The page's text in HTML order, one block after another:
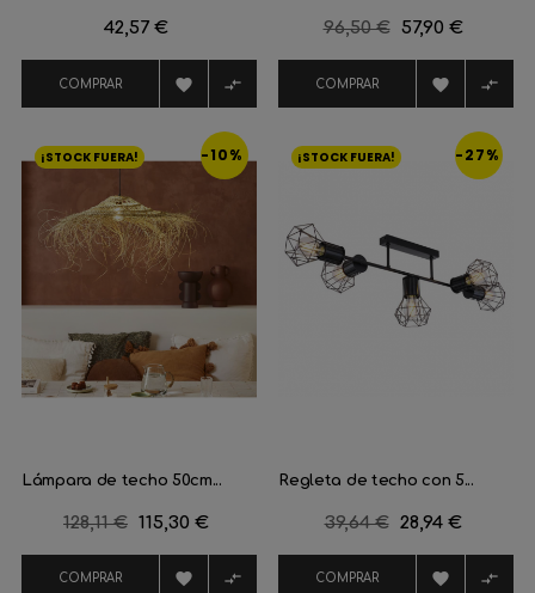
Precio
42,57 €
COMPRAR  
Precio
96,50 € Precio
57,90 €
COMPRAR  
-10%
¡STOCK FUERA!
Lámpara de techo 50cm...
Precio
128,11 € Precio
115,30 €
COMPRAR  
-27%
¡STOCK FUERA!
Regleta de techo con 5...
Precio
39,64 € Precio
28,94 €
COMPRAR  